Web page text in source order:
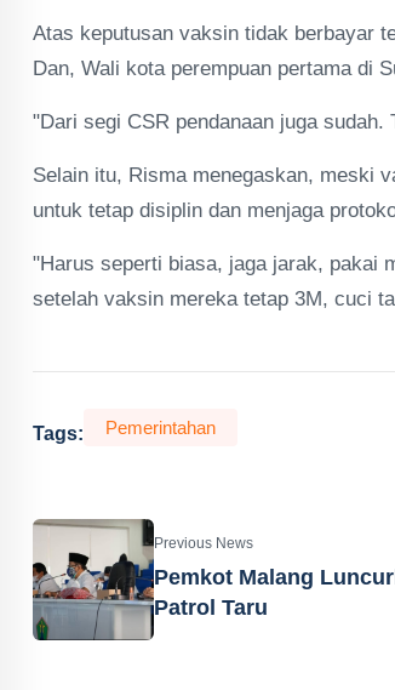
Atas keputusan vaksin tidak berbayar
Dan, Wali kota perempuan pertama di
"Dari segi CSR pendanaan juga
Selain itu, Risma menegaskan, meski
untuk tetap disiplin dan menjaga
"Harus seperti biasa, jaga jarak, pakai
setelah vaksin mereka tetap 3M, cuci
Tags: Pemerintahan
Previous News
Pemkot Malang
Patrol Taru